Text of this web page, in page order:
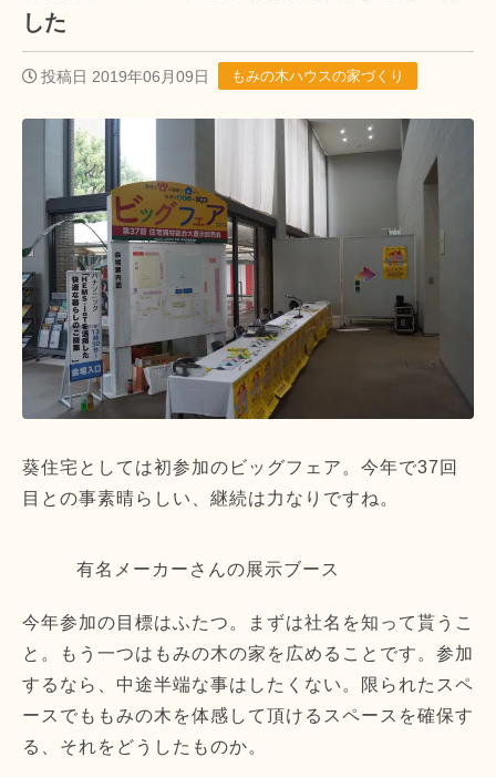
した
投稿日 2019年06月09日 もみの木ハウスの家づくり
葵住宅としては初参加のビッグフェア。今年で37回
目との事素晴らしい、継続は力なりですね。
有名メーカーさんの展示ブース
今年参加の目標はふたつ。まずは社名を知って貰うこ
と。もう一つはもみの木の家を広めることです。参加
するなら、中途半端な事はしたくない。限られたスペ
ースでももみの木を体感して頂けるスペースを確保す
る、それをどうしたものか。